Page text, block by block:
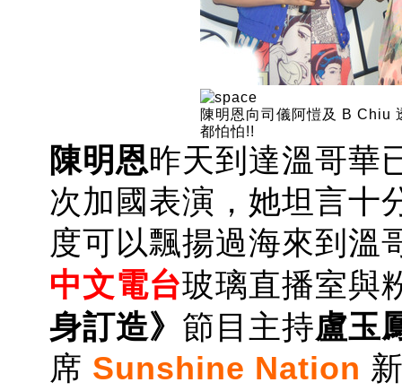
陳明恩向司儀阿愷及 B Chiu
都怕怕!!
陳明恩昨天到達溫哥華
次加國表演，她坦言十
度可以飄揚過海來到溫
中文電台玻璃直播室與
身訂造》 節目主持盧玉
席 Sunshine Nation